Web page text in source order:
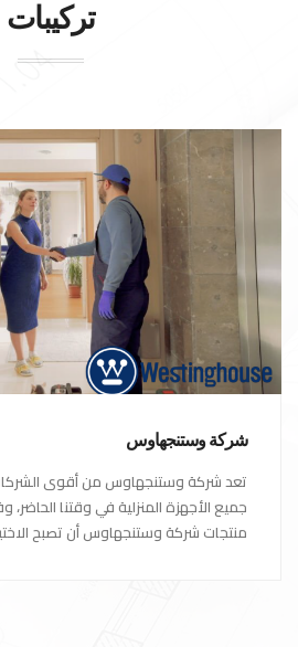
تركيبات
شركة وستنجهاوس
تعد شركة وستنجهاوس من أقوى
جميع الأجهزة المنزلية في وقتنا
منتجات شركة وستنجهاوس أن تصبح